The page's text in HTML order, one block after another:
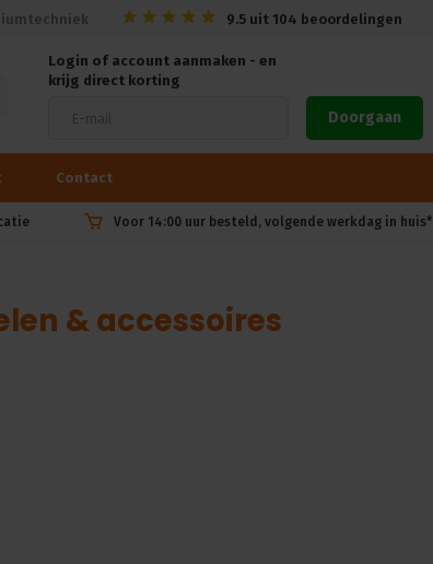
9.5 uit 104 beoordelingen
Login of account aanmaken - en
krijg direct korting
Doorgaan
Contact
Voor 14:00 uur besteld, volgende werkdag in huis*
& accessoires